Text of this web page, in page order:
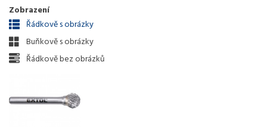
Zobrazení
Řádkově s obrázky
Buňkově s obrázky
Řádkově bez obrázků